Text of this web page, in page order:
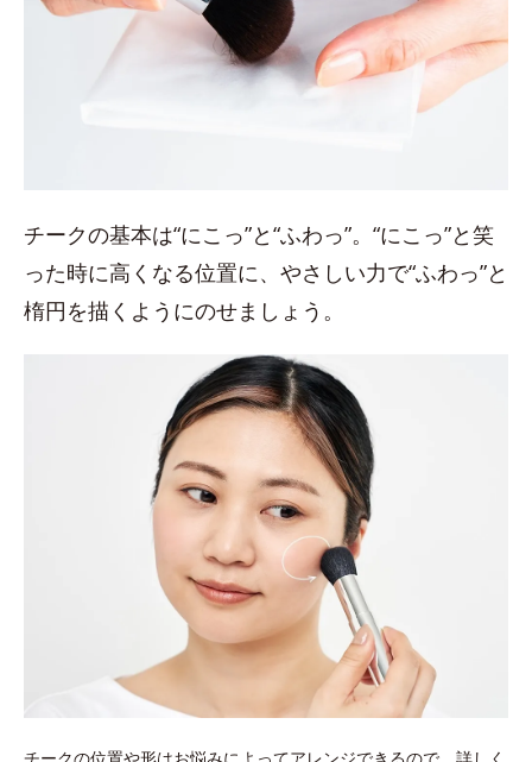
チークの基本は“にこっ”と“ふわっ”。“にこっ”と笑
った時に高くなる位置に、やさしい力で“ふわっ”と
楕円を描くようにのせましょう。
チークの位置や形はお悩みによってアレンジできるので、詳しく